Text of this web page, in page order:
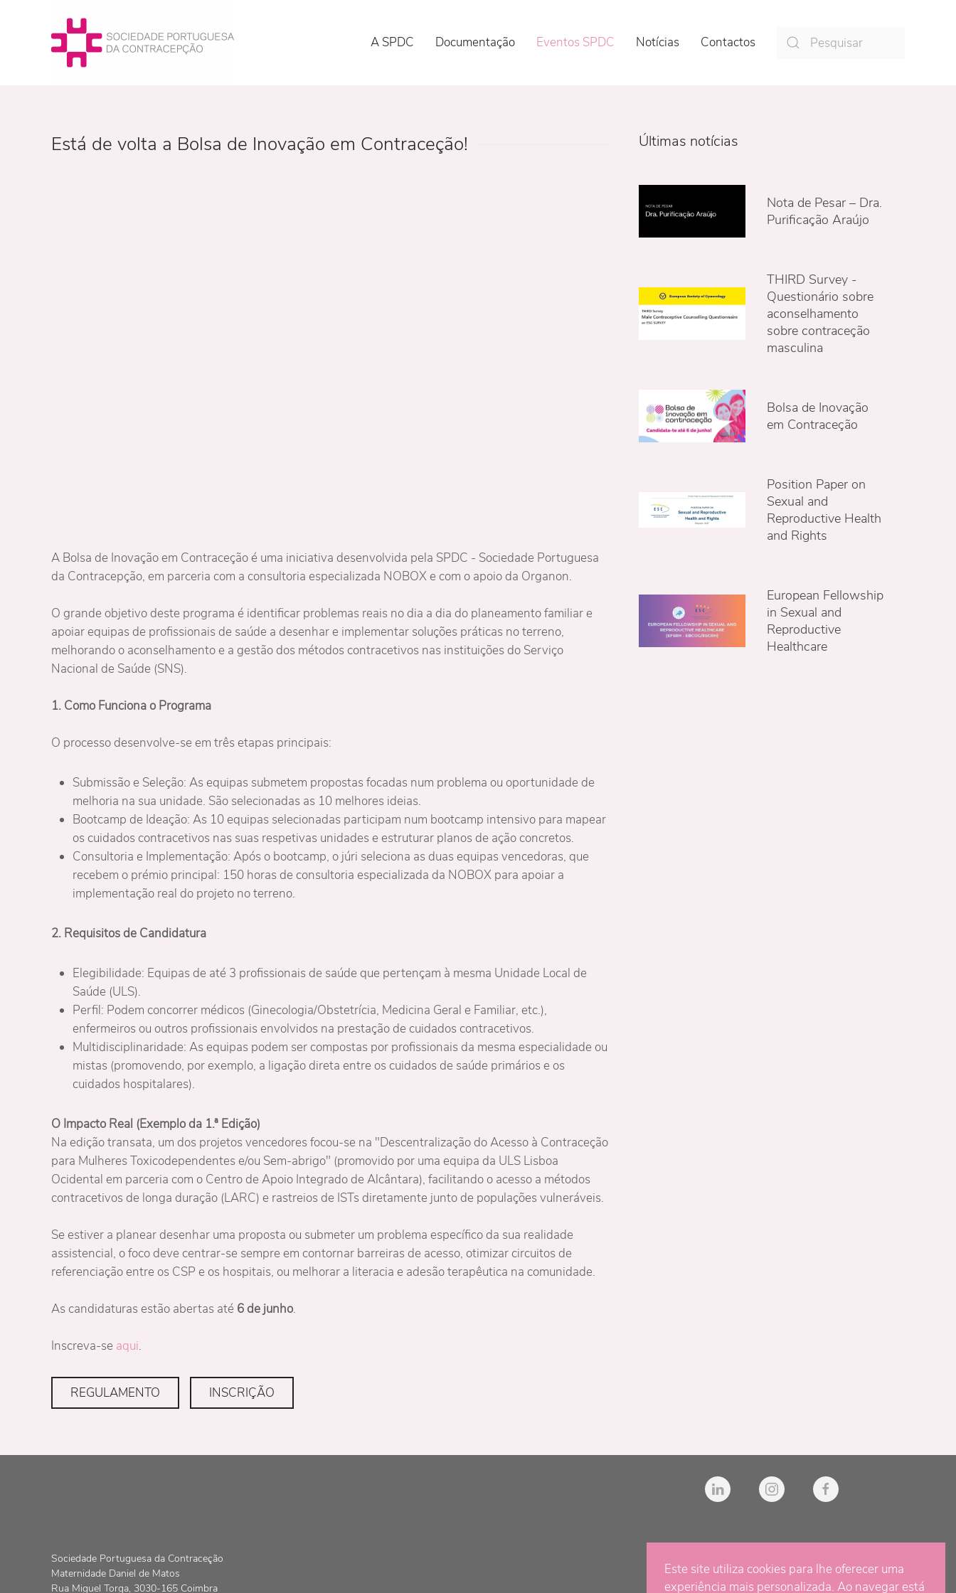
Este site utiliza cookies para lhe oferecer uma
experiência mais personalizada. Ao navegar está
A SPDC Documentação Eventos SPDC Notícias Contactos
Está de volta a Bolsa de Inovação em Contraceção!
A Bolsa de Inovação em Contraceção é uma iniciativa desenvolvida pela SPDC - Sociedade Portuguesa
da Contracepção, em parceria com a consultoria especializada NOBOX e com o apoio da Organon.
O grande objetivo deste programa é identificar problemas reais no dia a dia do planeamento familiar e
apoiar equipas de profissionais de saúde a desenhar e implementar soluções práticas no terreno,
melhorando o aconselhamento e a gestão dos métodos contracetivos nas instituições do Serviço
Nacional de Saúde (SNS).
1. Como Funciona o Programa
O processo desenvolve-se em três etapas principais:
Submissão e Seleção: As equipas submetem propostas focadas num problema ou oportunidade de
melhoria na sua unidade. São selecionadas as 10 melhores ideias.
Bootcamp de Ideação: As 10 equipas selecionadas participam num bootcamp intensivo para mapear
os cuidados contracetivos nas suas respetivas unidades e estruturar planos de ação concretos.
Consultoria e Implementação: Após o bootcamp, o júri seleciona as duas equipas vencedoras, que
recebem o prémio principal: 150 horas de consultoria especializada da NOBOX para apoiar a
implementação real do projeto no terreno.
2. Requisitos de Candidatura
Elegibilidade: Equipas de até 3 profissionais de saúde que pertençam à mesma Unidade Local de
Saúde (ULS).
Perfil: Podem concorrer médicos (Ginecologia/Obstetrícia, Medicina Geral e Familiar, etc.),
enfermeiros ou outros profissionais envolvidos na prestação de cuidados contracetivos.
Multidisciplinaridade: As equipas podem ser compostas por profissionais da mesma especialidade ou
mistas (promovendo, por exemplo, a ligação direta entre os cuidados de saúde primários e os
cuidados hospitalares).
O Impacto Real (Exemplo da 1.ª Edição)
Na edição transata, um dos projetos vencedores focou-se na "Descentralização do Acesso à Contraceção
para Mulheres Toxicodependentes e/ou Sem-abrigo" (promovido por uma equipa da ULS Lisboa
Ocidental em parceria com o Centro de Apoio Integrado de Alcântara), facilitando o acesso a métodos
contracetivos de longa duração (LARC) e rastreios de ISTs diretamente junto de populações vulneráveis.
Se estiver a planear desenhar uma proposta ou submeter um problema específico da sua realidade
assistencial, o foco deve centrar-se sempre em contornar barreiras de acesso, otimizar circuitos de
referenciação entre os CSP e os hospitais, ou melhorar a literacia e adesão terapêutica na comunidade.
As candidaturas estão abertas até 6 de junho.
Inscreva-se aqui.
REGULAMENTO INSCRIÇÃO
Últimas notícias
Nota de Pesar – Dra.
Purificação Araújo
THIRD Survey -
Questionário sobre
aconselhamento
sobre contraceção
masculina
Bolsa de Inovação
em Contraceção
Position Paper on
Sexual and
Reproductive Health
and Rights
European Fellowship
in Sexual and
Reproductive
Healthcare
Sociedade Portuguesa da Contraceção
Maternidade Daniel de Matos
Rua Miguel Torga, 3030-165 Coimbra